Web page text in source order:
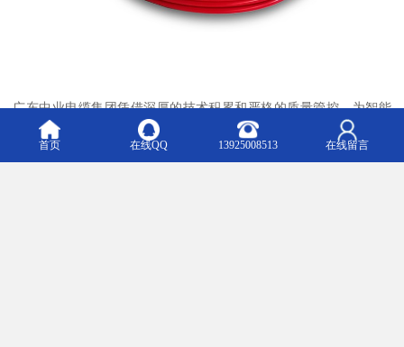
广东中业电缆集团凭借深厚的技术积累和严格的质量管控，为智能
工厂提供安全、高效、环保的电缆解决方案，助力中国制造业迈向
智能化、数字化未来。
首页 在线QQ 13925008513 在线留言